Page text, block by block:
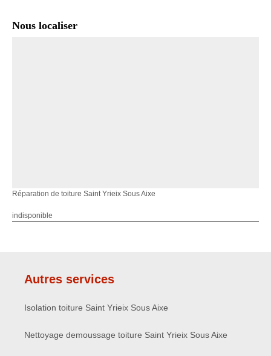
Nous localiser
Réparation de toiture Saint Yrieix Sous Aixe
indisponible
Autres services
Isolation toiture Saint Yrieix Sous Aixe
Nettoyage demoussage toiture Saint Yrieix Sous Aixe